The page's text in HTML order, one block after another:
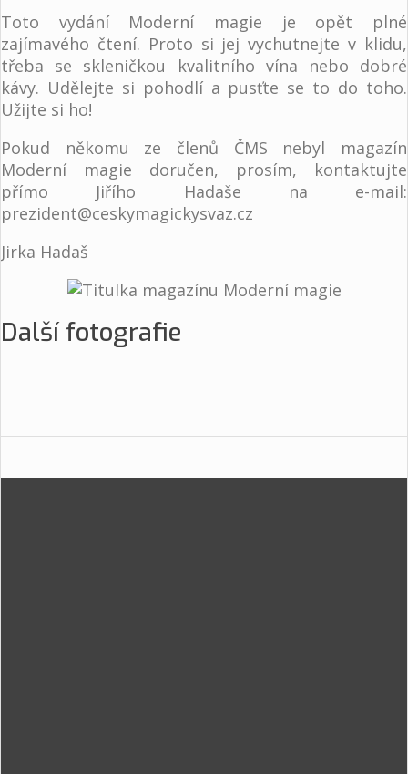
Toto vydání Moderní magie je opět plné
zajímavého čtení. Proto si jej vychutnejte v klidu,
třeba se skleničkou kvalitního vína nebo dobré
kávy. Udělejte si pohodlí a pusťte se to do toho.
Užijte si ho!
Pokud někomu ze členů ČMS nebyl magazín
Moderní magie doručen, prosím, kontaktujte
přímo Jiřího Hadaše na e-mail:
prezident@ceskymagickysvaz.cz
Jirka Hadaš
Další fotografie